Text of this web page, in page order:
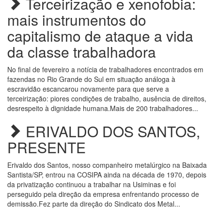
mais instrumentos do
capitalismo de ataque a vida
da classe trabalhadora
No final de fevereiro a notícia de trabalhadores encontrados em
fazendas no Rio Grande do Sul em situação análoga à
escravidão escancarou novamente para que serve a
terceirização: piores condições de trabalho, ausência de direitos,
desrespeito à dignidade humana.Mais de 200 trabalhadores...
ERIVALDO DOS SANTOS,
PRESENTE
Erivaldo dos Santos, nosso companheiro metalúrgico na Baixada
Santista/SP, entrou na COSIPA ainda na década de 1970, depois
da privatização continuou a trabalhar na Usiminas e foi
perseguido pela direção da empresa enfrentando processo de
demissão.Fez parte da direção do Sindicato dos Metal...